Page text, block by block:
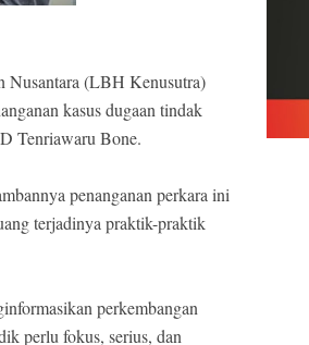
Nusantara (LBH Kenusutra)
kasus dugaan tindak
Tenriawaru Bone.
penanganan perkara ini
terjadinya praktik-praktik
perkembangan
perlu fokus, serius, dan